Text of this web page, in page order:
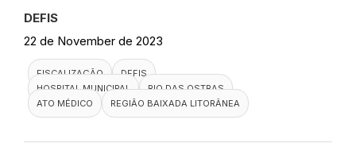
DEFIS
22 de November de 2023
FISCALIZAÇÃO
DEFIS
HOSPITAL MUNICIPAL
RIO DAS OSTRAS
ATO MÉDICO
REGIÃO BAIXADA LITORÂNEA